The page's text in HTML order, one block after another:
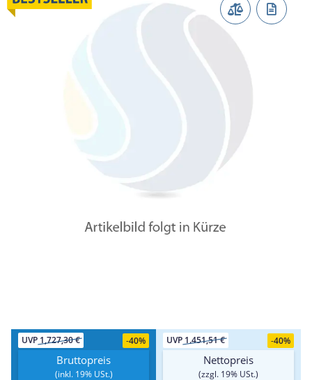
UVP 1,727,30 € -40%
Bruttopreis
(inkl. 19% USt.)
UVP 1.451,51 € -40%
Nettopreis
(zzgl. 19% USt.)